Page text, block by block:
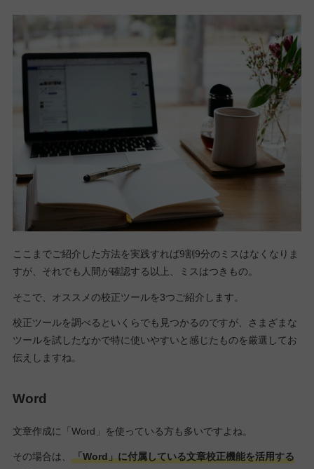
ここまでご紹介した方法を実践すれば9割9分のミスはなくなりま
すが、それでも人間が確認する以上、ミスはつきもの。
そこで、オススメの校正ツールを3つご紹介します。
校正ツールを調べるといくらでも見つかるのですが、さまざまな
ツールを試したなかで特に使いやすいと感じたものを厳選してお
伝えしますね。
Word
文章作成に「Word」を使っている方も多いですよね。
その場合は、
「Word」に付属している文章校正機能を活用する